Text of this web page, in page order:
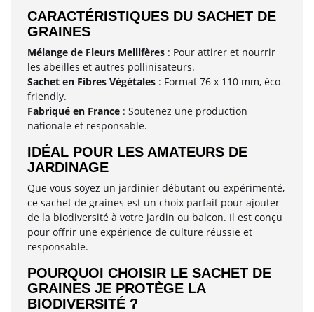
CARACTÉRISTIQUES DU SACHET DE
GRAINES
Mélange de Fleurs Mellifères : Pour attirer et nourrir
les abeilles et autres pollinisateurs.
Sachet en Fibres Végétales : Format 76 x 110 mm, éco-
friendly.
Fabriqué en France : Soutenez une production
nationale et responsable.
IDÉAL POUR LES AMATEURS DE
JARDINAGE
Que vous soyez un jardinier débutant ou expérimenté,
ce sachet de graines est un choix parfait pour ajouter
de la biodiversité à votre jardin ou balcon. Il est conçu
pour offrir une expérience de culture réussie et
responsable.
POURQUOI CHOISIR LE SACHET DE
GRAINES JE PROTÈGE LA
BIODIVERSITÉ ?